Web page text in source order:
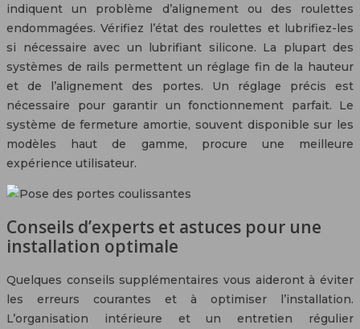
indiquent un problème d’alignement ou des roulettes
endommagées. Vérifiez l’état des roulettes et lubrifiez-les
si nécessaire avec un lubrifiant silicone. La plupart des
systèmes de rails permettent un réglage fin de la hauteur
et de l’alignement des portes. Un réglage précis est
nécessaire pour garantir un fonctionnement parfait. Le
système de fermeture amortie, souvent disponible sur les
modèles haut de gamme, procure une meilleure
expérience utilisateur.
Conseils d’experts et astuces pour une
installation optimale
Quelques conseils supplémentaires vous aideront à éviter
les erreurs courantes et à optimiser l’installation.
L’organisation intérieure et un entretien régulier